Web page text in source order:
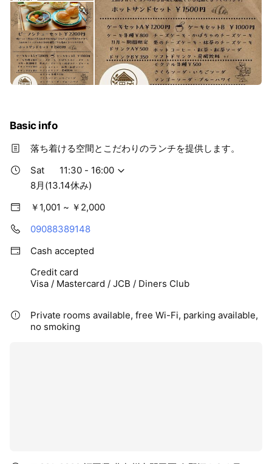
Basic info
落ち着ける空間とこだわりのランチを提供します。
Sat
11:30 - 16:00
8月(13.14休み)
￥1,001 ~ ￥2,000
09088389148
Cash accepted
Credit card
Visa / Mastercard / JCB / Diners Club
Private rooms available, free Wi-Fi, parking available,
no smoking